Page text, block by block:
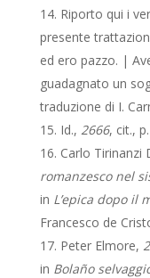
Riporto qui i
presente
ed ero pazzo. |
guadagnato un
traduzione di I.
Id., 2666, cit.,
Carlo Tirinanzi
romanzesco nel
in L’epica dopo il
Francesco de
Peter Elmore,
in Bolaño